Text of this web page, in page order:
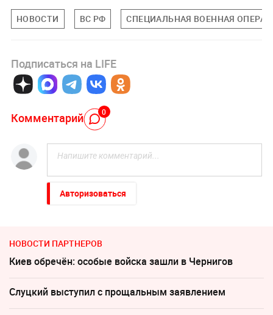
НОВОСТИ ВС РФ СПЕЦИАЛЬНАЯ ВОЕННАЯ
Подписаться на LIFE
Комментарий 0
Авторизоваться
НОВОСТИ ПАРТНЕРОВ
Киев обречён: особые войска зашли в Чернигов
Слуцкий выступил с прощальным заявлением